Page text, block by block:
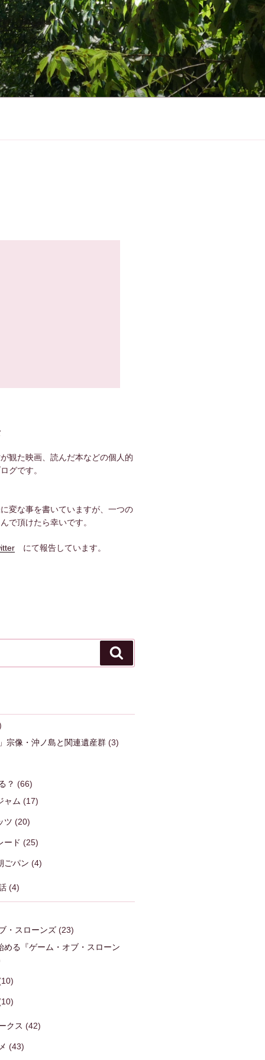
観た映画、読んだ本などの個人的
グです。
変な事を書いていますが、一つの
で頂けたら幸いです。
にて報告しています。
索
宗像・沖ノ島と関連遺産群(3)
？ (66)
ャム (17)
ツ (20)
ード (25)
ごパン (4)
(4)
・スローンズ(23)
める『ゲーム・オブ・スローン
クス (42)
(43)